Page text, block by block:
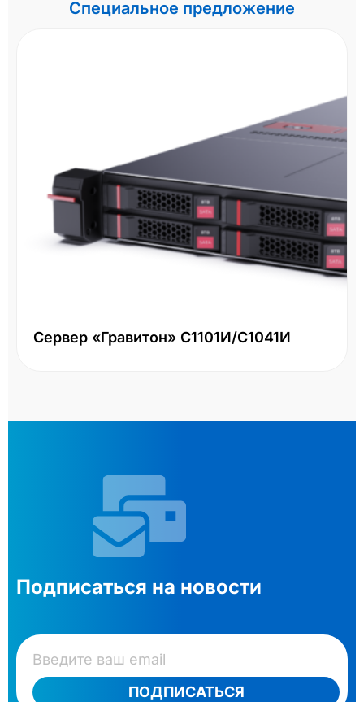
Специальное предложение
Сервер «Гравитон» С1101И/С1041И
Подписаться на новости
ПОДПИСАТЬСЯ